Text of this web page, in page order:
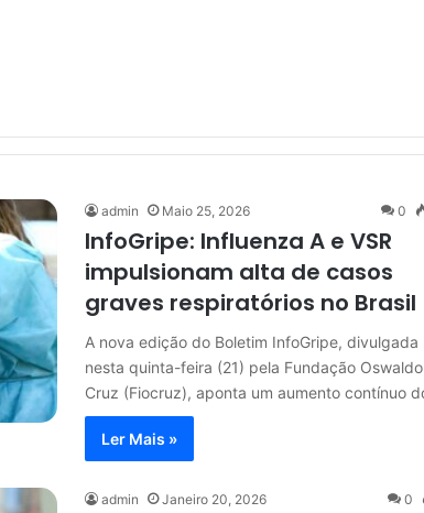
admin Maio 25, 2026 0
InfoGripe: Influenza A e VSR
impulsionam alta de casos
graves respiratórios no Brasil
A nova edição do Boletim InfoGripe, divulgada
nesta quinta-feira (21) pela Fundação Oswaldo
Cruz (Fiocruz), aponta um aumento contínuo
Ler Mais »
admin Janeiro 20, 2026 0